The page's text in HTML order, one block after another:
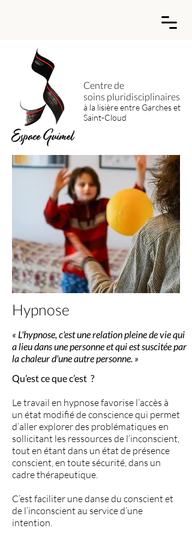
Centre de
soins pluridisciplinaires
à la lisière entre Garches et
Saint-Cloud
Hypnose
« L'hypnose, c'est une relation pleine de vie qui
a lieu dans une personne et qui est suscitée par
la chaleur d'une autre personne. »
Qu’est ce que c’est ?
Le travail en hypnose favorise l’accès à
un état modifié de conscience qui permet
d’aller explorer des problématiques en
sollicitant les ressources de l’inconscient,
tout en étant dans un état de présence
conscient, en toute sécurité, dans un
cadre thérapeutique.
C’est faciliter une danse du conscient et
de l’inconscient au service d’une
intention.